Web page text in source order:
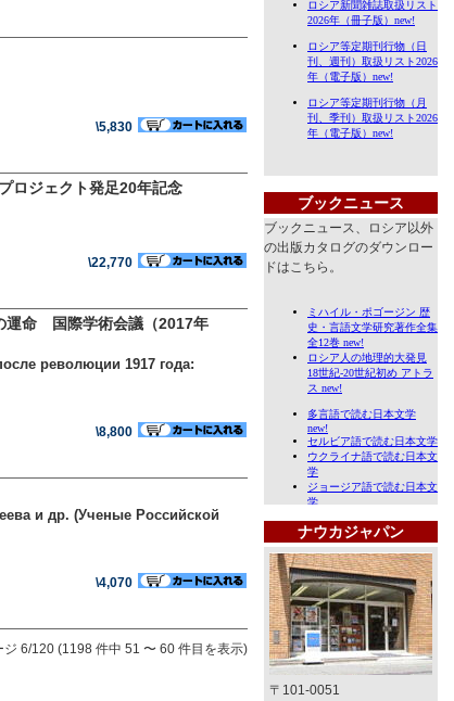
\5,830
ロジェクト発足20年記念
\22,770
運命 国際学術会議（2017年
революции 1917 года:
\8,800
и др. (Ученые Российской
\4,070
ジ 6/120 (1198 件中 51 〜 60 件目を表示)
ブックニュース
ブックニュース、ロシア以外
の出版カタログのダウンロー
ドはこちら。
ナウカジャパン
〒101-0051